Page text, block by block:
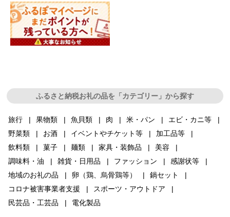
ふるさと納税お礼の品を「カテゴリー」から探す
旅行 果物類 魚貝類 肉 米・パン
エビ・カニ等
野菜類
お酒 イベントやチケット等
加工品等
飲料類
菓子 麺類 家具・装飾品
美容
調味料・油
雑貨・日用品 ファッション
感謝状等
地域のお礼の品
卵（鶏、烏骨鶏等）
鍋セット
コロナ被害事業者支援
スポーツ・アウトドア
民芸品・工芸品
電化製品